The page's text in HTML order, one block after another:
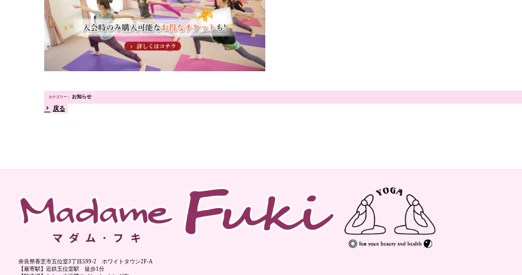
お知らせ
戻る
奈良県香芝市五位堂3丁目599-2 ホワイトタウン2F-A
【最寄駅】近鉄五位堂駅 徒歩1分